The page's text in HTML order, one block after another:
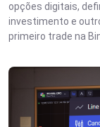
opções digitais,
investimento e
primeiro trade na